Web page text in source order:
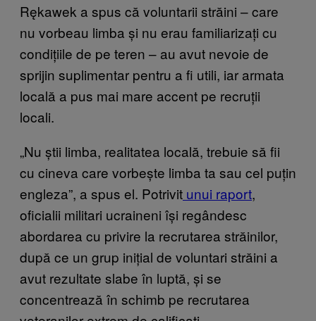
Rękawek a spus că voluntarii străini – care
nu vorbeau limba și nu erau familiarizați cu
condițiile de pe teren – au avut nevoie de
sprijin suplimentar pentru a fi utili, iar armata
locală a pus mai mare accent pe recruții
locali.
„Nu știi limba, realitatea locală, trebuie să fii
cu cineva care vorbește limba ta sau cel puțin
engleza”, a spus el. Potrivit unui raport,
oficialii militari ucraineni își regândesc
abordarea cu privire la recrutarea străinilor,
după ce un grup inițial de voluntari străini a
avut rezultate slabe în luptă, și se
concentrează în schimb pe recrutarea